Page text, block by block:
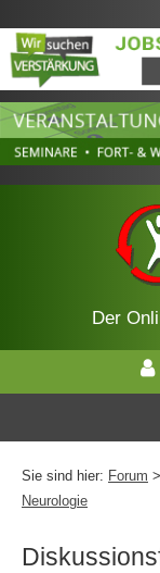
Der
Sie sind hier: Forum
Neurologie